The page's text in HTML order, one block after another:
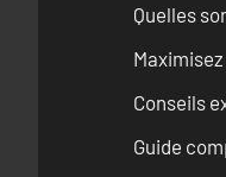
Quelles
Conseils
Guide